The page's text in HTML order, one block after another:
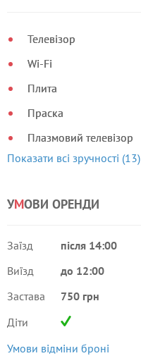
Телевізор
Wi-Fi
Плита
Праска
Плазмовий телевізор
Показати всі зручності (13)
УМОВИ ОРЕНДИ
Заїзд
після 14:00
Виїзд
до 12:00
Застава
750 грн
Діти
Умови відміни броні